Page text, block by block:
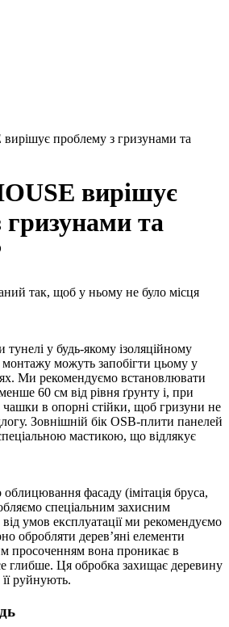
проблему з гризунами та
вирішує
гризунами та
так, щоб у ньому не було місця
у будь-якому ізоляційному
монтажу можуть запобігти цьому у
Ми рекомендуємо встановлювати
60 см від рівня ґрунту і, при
чашки в опорні стійки, щоб гризуни не
Зовнішній бік OSB-плити панелей
мастикою, що відлякує
фасаду (імітація бруса,
спеціальним захисним
умов експлуатації ми рекомендуємо
обробляти дерев’яні елементи
просоченням вона проникає в
глибше. Ця обробка захищає деревину
руйнують.